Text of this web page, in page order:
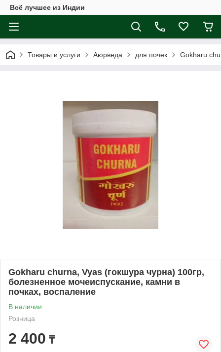
Всё лучшее из Индии
Товары и услуги Аюрведа для почек Gokharu
Gokharu churna, Vyas (гокшура чурна) 100гр,
болезненное мочеиспускание, камни в
почках, воспаление
В наличии
Розница
2 400 ₸